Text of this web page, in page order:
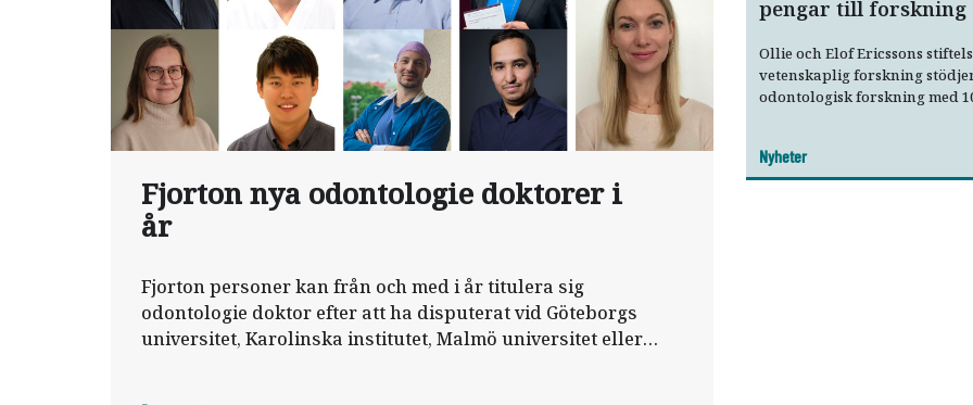
Fjorton nya odontologie doktorer i
år
Fjorton personer kan från och med i år titulera sig
odontologie doktor efter att ha disputerat vid Göteborgs
universitet, Karolinska institutet, Malmö universitet eller
pengar till forskning
Ollie och Elof Ericssons
vetenskaplig forskning
odontologisk forskning med
Nyheter